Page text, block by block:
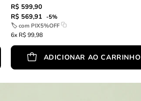
R$ 599,90
R$ 569,91 -5%
🏷 com PIX5%OFF
6x R$ 99,98
ADICIONAR AO CARRINHO